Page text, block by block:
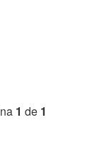
1 de 1